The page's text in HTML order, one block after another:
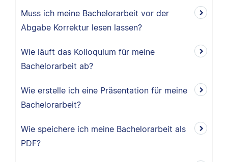
Muss ich meine Bachelorarbeit vor der
Abgabe Korrektur lesen lassen?
Wie läuft das Kolloquium für meine
Bachelorarbeit ab?
Wie erstelle ich eine Präsentation für meine
Bachelorarbeit?
Wie speichere ich meine Bachelorarbeit als
PDF?